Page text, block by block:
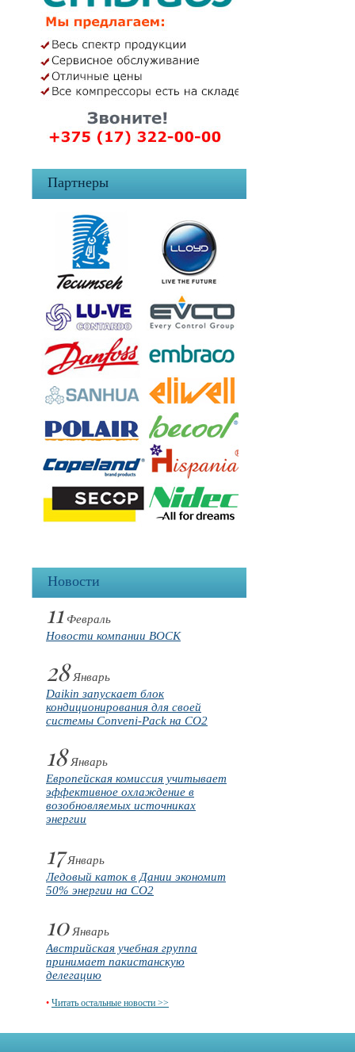
Партнеры
Новости
11 Февраль
Новости компании BOCK
28Январь
Daikin запускает блок
кондиционирования для своей
системы Conveni-Pack на CO2
18Январь
Европейская комиссия учитывает
эффективное охлаждение в
возобновляемых источниках
энергии
17Январь
Ледовый каток в Дании экономит
50% энергии на CO2
10Январь
Австрийская учебная группа
принимает пакистанскую
делегацию
• Читать остальные новости >>